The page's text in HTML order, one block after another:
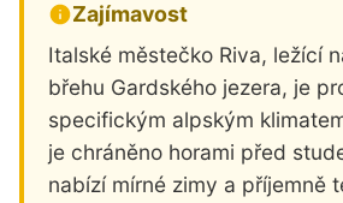
Zajímavost
Italské městečko Riva, ležící
břehu Gardského jezera, je
specifickým alpským
je chráněno horami před
nabízí mírné zimy a příjemně